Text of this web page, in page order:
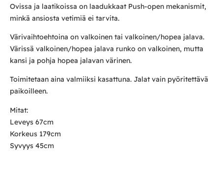
Ovissa ja laatikoissa on laadukkaat Push-open mekanismit,
minkä ansiosta vetimiä ei tarvita.
Värivaihtoehtoina on valkoinen tai valkoinen/hopea jalava.
Värissä valkoinen/hopea jalava runko on valkoinen, mutta
kansi ja pohja hopea jalavan värinen.
Toimitetaan aina valmiiksi kasattuna. Jalat vain pyöritettävä
paikoilleen.
Mitat:
Leveys 67cm
Korkeus 179cm
Syvyys 45cm